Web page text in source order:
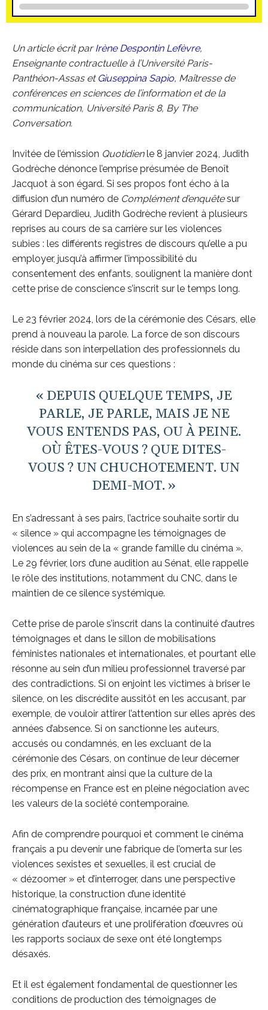
Un article écrit parIrène Despontin Lefèvre,
Enseignante contractuelle à l’Université Paris-
Panthéon-Assas et Giuseppina Sapio, Maîtresse de
conférences en sciences de l’information et de la
communication, Université Paris 8, By The
Conversation.
Invitée de l’émission Quotidienle 8 janvier 2024, Judith
Godrèche dénonce l’emprise présumée de Benoît
Jacquot à son égard. Si ses propos font écho à la
diffusion d’un numéro de Complément d’enquêtesur
Gérard Depardieu, Judith Godrèche revient à plusieurs
reprises au cours de sa carrière sur les violences
subies : les différents registres de discours qu’elle a pu
employer, jusqu’à affirmer l’impossibilité du
consentement des enfants, soulignent la manière dont
cette prise de conscience s’inscrit sur le temps long.
Le 23 février 2024, lors de la cérémonie des Césars, elle
prend à nouveau la parole. La force de son discours
réside dans son interpellation des professionnels du
monde du cinéma sur ces questions :
« DEPUIS QUELQUE TEMPS, JE
PARLE, JE PARLE, MAIS JE NE
VOUS ENTENDS PAS, OU À PEINE.
OÙ ÊTES-VOUS ? QUE DITES-
VOUS ? UN CHUCHOTEMENT. UN
DEMI-MOT. »
En s’adressant à ses pairs, l’actrice souhaite sortir du
« silence » qui accompagne les témoignages de
violences au sein de la « grande famille du cinéma ».
Le 29 février, lors d’une audition au Sénat, elle rappelle
le rôle des institutions, notamment du CNC, dans le
maintien de ce silence systémique.
Cette prise de parole s’inscrit dans la continuité d’autres
témoignages et dans le sillon de mobilisations
féministes nationales et internationales, et pourtant elle
résonne au sein d’un milieu professionnel traversé par
des contradictions. Si on enjoint les victimes à briser le
silence, on les discrédite aussitôt en les accusant, par
exemple, de vouloir attirer l’attention sur elles après des
années d’absence. Si on sanctionne les auteurs,
accusés ou condamnés, en les excluant de la
cérémonie des Césars, on continue de leur décerner
des prix, en montrant ainsi que la culture de la
récompense en France est en pleine négociation avec
les valeurs de la société contemporaine.
Afin de comprendre pourquoi et comment le cinéma
français a pu devenir une fabrique de l’omerta sur les
violences sexistes et sexuelles, il est crucial de
« dézoomer » et d’interroger, dans une perspective
historique, la construction d’une identité
cinématographique française, incarnée par une
génération d’auteurs et une prolifération d’œuvres où
les rapports sociaux de sexe ont été longtemps
désaxés.
Et il est également fondamental de questionner les
conditions de production des témoignages de